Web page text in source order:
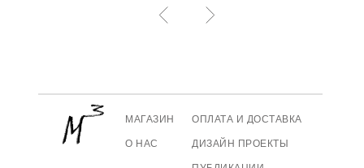
МАГАЗИН ОПЛАТА И ДОСТАВКА
ДИЗАЙН ПРОЕКТЫ
О НАС